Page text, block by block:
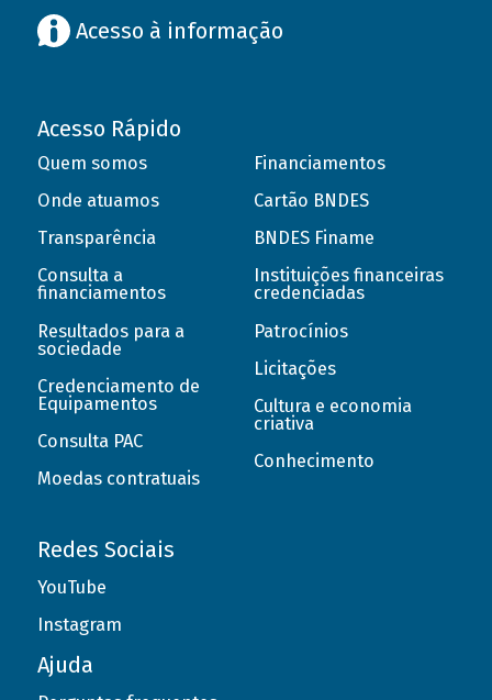
Acesso à informação
Acesso Rápido
Quem somos
Onde atuamos
Transparência
Consulta a
financiamentos
Resultados para a
sociedade
Credenciamento de
Equipamentos
Consulta PAC
Moedas contratuais
Financiamentos
Cartão BNDES
BNDES Finame
Instituições financeiras
credenciadas
Patrocínios
Licitações
Cultura e economia
criativa
Conhecimento
Redes Sociais
YouTube
Instagram
Ajuda